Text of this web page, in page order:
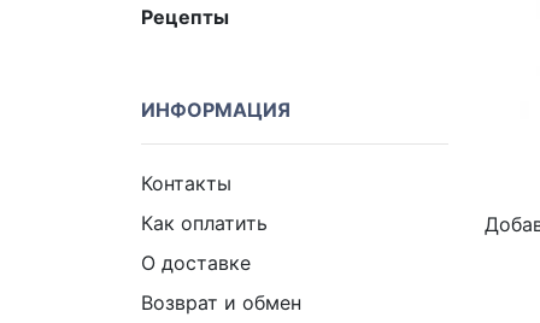
Рецепты
ИНФОРМАЦИЯ
Контакты
Как оплатить
О доставке
Возврат и обмен